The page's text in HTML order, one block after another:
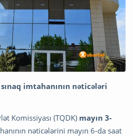
imtahanının nəticələri
Komissiyası (TQDK) mayın 3-
nəticələrini mayın 6-da saat